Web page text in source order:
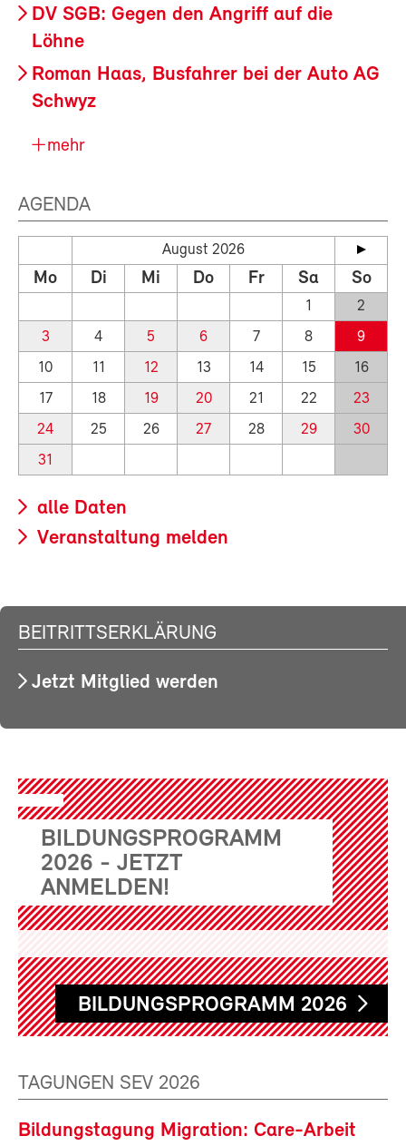
DV SGB: Gegen den Angriff auf die
Löhne
Roman Haas, Busfahrer bei der Auto AG
Schwyz
mehr
AGENDA
August 2026
Mo Di Mi Do Fr Sa So
1
2
3
4 5 6 7 8
9
10
11 12 13 14 15
16
17
18 19 20 21 22
23
24
25 26 27 28 29
30
31
alle Daten
Veranstaltung melden
BEITRITTSERKLÄRUNG
Jetzt Mitglied werden
BILDUNGSPROGRAMM
2026 - JETZT
ANMELDEN!
BILDUNGSPROGRAMM 2026
TAGUNGEN SEV 2026
Bildungstagung Migration: Care-Arbeit